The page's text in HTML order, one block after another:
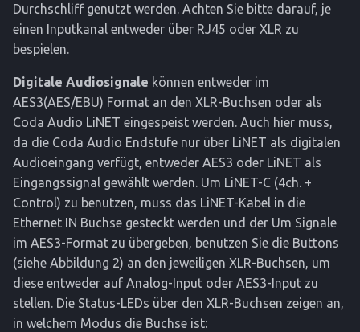
Durchschliff genutzt werden. Achten Sie bitte darauf, je
einen Inputkanal entweder über RJ45 oder XLR zu
bespielen.
Digitale Audiosignale können entweder im
AES3(AES/EBU) Format an den XLR-Buchsen oder als
Coda Audio LiNET eingespeist werden. Auch hier muss,
da die Coda Audio Endstufe nur über LiNET als digitalen
Audioeingang verfügt, entweder AES3 oder LiNET als
Eingangssignal gewählt werden. Um LiNET-C (4ch. +
Control) zu benutzen, muss das LiNET-Kabel in die
Ethernet IN Buchse gesteckt werden und der Um Signale
im AES3-Format zu übergeben, benutzen Sie die Buttons
(siehe Abbildung 2) an den jeweiligen XLR-Buchsen, um
diese entweder auf Analog-Input oder AES3-Input zu
stellen. Die Status-LEDs über den XLR-Buchsen zeigen an,
in welchem Modus die Buchse ist: